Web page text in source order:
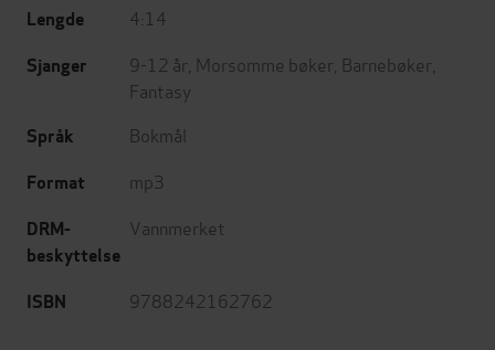
Lengde 4:14
Sjanger 9-12 år Morsomme bøker Barnebøker
Fantasy
Språk Bokmål
Format mp3
DRM-
beskyttelse
Vannmerket
ISBN 9788242162762